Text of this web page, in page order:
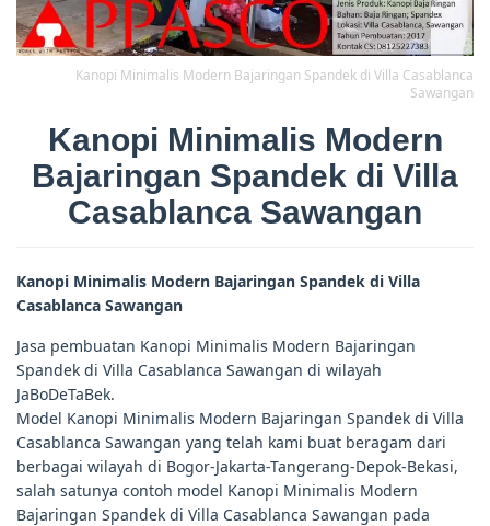
Kanopi Minimalis Modern Bajaringan Spandek di Villa Casablanca
Sawangan
Kanopi Minimalis Modern
Bajaringan Spandek di Villa
Casablanca Sawangan
Kanopi Minimalis Modern Bajaringan Spandek di Villa
Casablanca Sawangan
Jasa pembuatan Kanopi Minimalis Modern Bajaringan
Spandek di Villa Casablanca Sawangan di wilayah
JaBoDeTaBek.
Model Kanopi Minimalis Modern Bajaringan Spandek di Villa
Casablanca Sawangan yang telah kami buat beragam dari
berbagai wilayah di Bogor-Jakarta-Tangerang-Depok-Bekasi,
salah satunya contoh model Kanopi Minimalis Modern
Bajaringan Spandek di Villa Casablanca Sawangan pada